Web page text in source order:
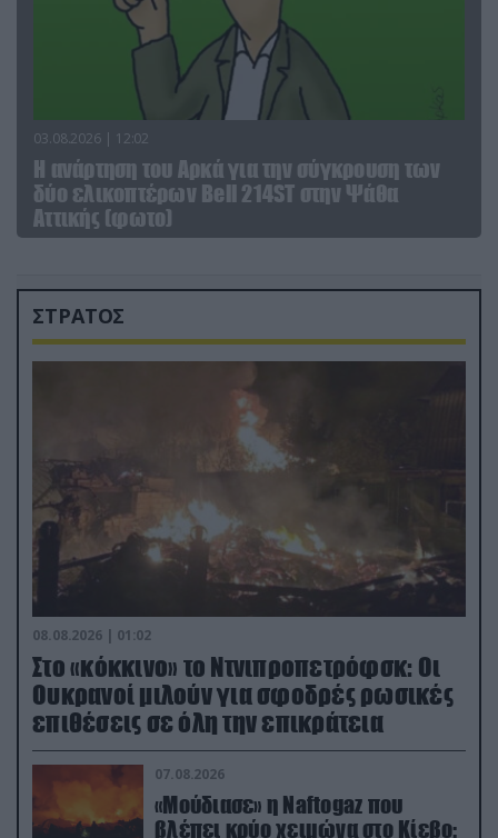
03.08.2026 | 12:02
Η ανάρτηση του Αρκά για την σύγκρουση των
δύο ελικοπτέρων Bell 214ST στην Ψάθα
Αττικής (φωτο)
ΣΤΡΑΤΟΣ
08.08.2026 | 01:02
Στο «κόκκινο» το Ντνιπροπετρόφσκ: Οι
Ουκρανοί μιλούν για σφοδρές ρωσικές
επιθέσεις σε όλη την επικράτεια
07.08.2026
«Μούδιασε» η Naftogaz που
βλέπει κρύο χειμώνα στο Κίεβο: